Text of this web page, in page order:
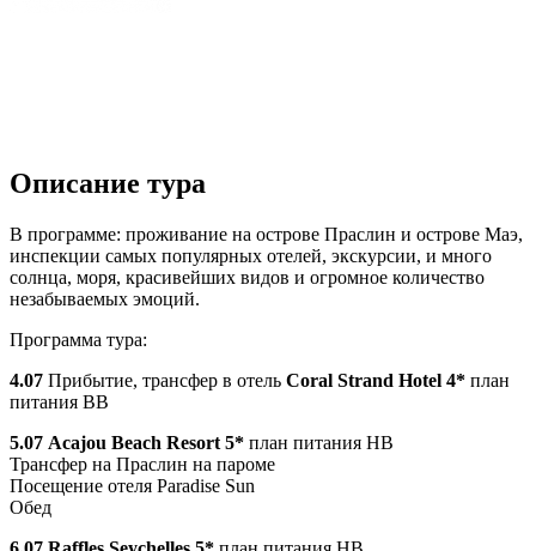
Описание тура
В программе: проживание на острове Праслин и острове Маэ,
инспекции самых популярных отелей, экскурсии, и много
солнца, моря, красивейших видов и огромное количество
незабываемых эмоций.
Программа тура:
4.07 Прибытие, трансфер в отель Coral Strand Hotel 4* план
питания BB
5.07 Acajou Beach Resort 5* план питания HB
Трансфер на Праслин на пароме
Посещение отеля Paradise Sun
Обед